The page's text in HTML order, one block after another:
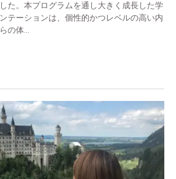
た。本プログラムを通し大きく成長した学
テーションは、個性的かつレベルの高い内
の体...